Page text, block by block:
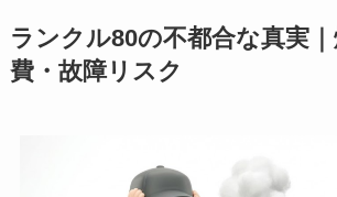
ランクル80の不都合な真実
費・故障リスク